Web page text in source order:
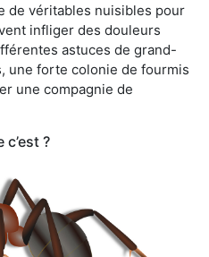
de véritables nuisibles pour
infliger des douleurs
astuces de grand-
une forte colonie de fourmis
une compagnie de
?